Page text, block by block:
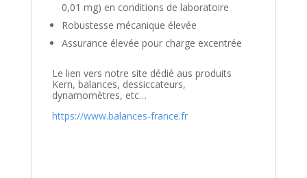
0,01 mg) en conditions de laboratoire
Robustesse mécanique élevée
Assurance élevée pour charge excentrée
Le lien vers notre site dédié aus produits
Kern, balances, dessiccateurs,
dynamomètres, etc…
https://www.balances-france.fr